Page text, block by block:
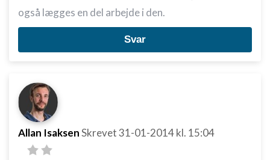
også lægges en del arbejde i den.
Svar
Allan IsaksenSkrevet31-01-2014kl. 15:04